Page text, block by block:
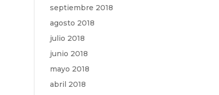
septiembre 2018
agosto 2018
julio 2018
junio 2018
mayo 2018
abril 2018